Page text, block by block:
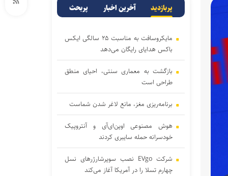
پربازدید آخرین اخبار پربحث
مایکروسافت به مناسبت ۲۵ سالگی ایکس
باکس هدایای رایگان می‌دهد
بازگشت به معماری سنتی، احیای منطق
طراحی است
برنامه‌ریزی مغز، مانع لاغر شدن‌ شماست
هوش مصنوعی اوپن‌ای‌آی و آنتروپیک
خودسرانه حمله سایبری کردند
شرکت EVgo نصب سوپرشارژرهای نسل
چهارم تسلا را در آمریکا آغاز می‌کند